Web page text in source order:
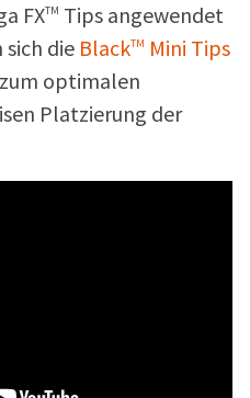
FXTM Tipsangewendet
die BlackTM Mini Tips
optimalen
Platzierung der